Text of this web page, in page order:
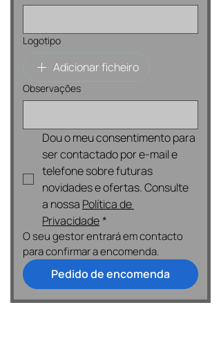
Logotipo
Adicionar ficheiro
Observações
Dou o meu consentimento para
ser contactado por e-mail e
telefone sobre futuras
novidades e ofertas. Consulte
a nossa Política de
Privacidade*
O seu gestor entrará em contacto
para confirmar a encomenda.
Pedido de encomenda